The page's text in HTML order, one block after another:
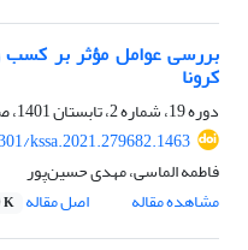
بررسی عوامل مؤثر بر کسب
کرونا
دوره 19، شماره 2، تابستان 1401، صفحه
kssa.2021.279682.1463
فاطمه الماسی، مهدی حسین‌پور
مشاهده مقاله
اصل مقاله K